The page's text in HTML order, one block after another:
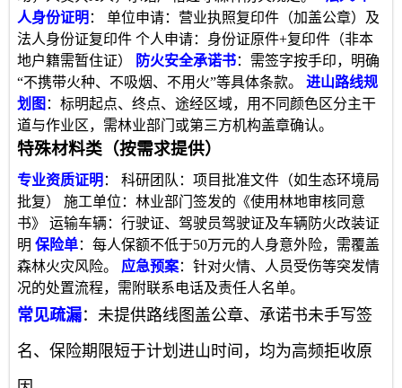
人身份证明 ： 单位申请：营业执照复印件（加盖公章）及
法人身份证复印件 个人申请：身份证原件+复印件（非本
地户籍需暂住证）
防火安全承诺书：需签字按手印，明确
“不携带火种、不吸烟、不用火”等具体条款。进山路线规
划图 ：标明起点、终点、途经区域，用不同颜色区分主干
道与作业区，需林业部门或第三方机构盖章确认。
特殊材料类（按需求提供）
专业资质证明 ： 科研团队：项目批准文件（如生态环境局
批复） 施工单位：林业部门签发的《使用林地审核同意
书》 运输车辆：行驶证、驾驶员驾驶证及车辆防火改装证
明保险单：每人保额不低于50万元的人身意外险，需覆盖
森林火灾风险。 应急预案：针对火情、人员受伤等突发情
况的处置流程，需附联系电话及责任人名单。
常见疏漏：未提供路线图盖公章、承诺书未手写签
名、保险期限短于计划进山时间，均为高频拒收原